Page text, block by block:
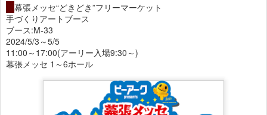
幕張メッセ“どきどき”フリーマーケット
手づくりアートブース
ブース:M-33
2024/5/3～5/5
11:00～17:00(アーリー入場9:30～)
幕張メッセ 1～6ホール